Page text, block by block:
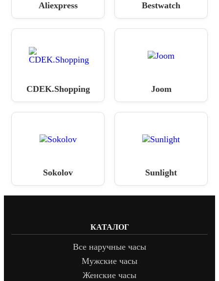
Aliexpress Bestwatch
CDEK.Shopping Joom
Sokolov Sunlight
КАТАЛОГ
Все наручные часы
Мужские часы
Женские часы